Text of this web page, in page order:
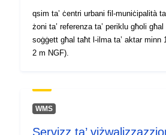
qsim ta’ ċentri urbani fil-muniċipalità
żoni ta’ referenza ta’ periklu għoli
soġġett għal taħt l-ilma ta’ aktar minn
2 m NGF).
WMS
Servizz ta’